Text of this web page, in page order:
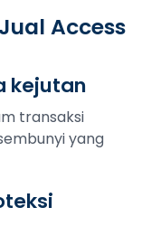
Access
kejutan
transaksi
yang